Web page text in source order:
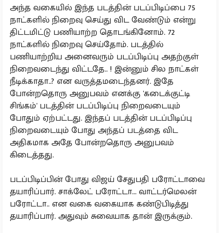
அந்த வகையில் இந்த படத்தின் படப்பிடிப்பை 75
நாட்களில் நிறைவு செய்து விட வேண்டும் என்று
திட்டமிட்டு பணியாற்ற தொடங்கினோம். 72
நாட்களில் நிறைவு செய்தோம். படத்தில்
பணியாற்றிய அனைவரும் படப்பிடிப்பு அதற்குள்
நிறைவடைந்து விட்டதே.. ! இன்னும் சில நாட்கள்
நீடிக்காதா..? என வருத்தமடைந்தனர். இதே
போன்றதொரு அனுபவம் எனக்கு 'கடைக்குட்டி
சிங்கம்' படத்தின் படப்பிடிப்பு நிறைவடையும்
போதும் ஏற்பட்டது. இந்தப் படத்தின் படப்பிடிப்பு
நிறைவடையும் போது அந்தப் படத்தை விட
அதிகமாக அதே போன்றதொரு அனுபவம்
கிடைத்தது.
படப்பிடிப்பின் போது விஜய் சேதுபதி பரோட்டாவை
தயாரிப்பார். சாக்லேட் பரோட்டா... வாட்டர்மெலன்
பரோட்டா.. என வகை வகையாக கண்டுபிடித்து
தயாரிப்பார். அதுவும் சுவையாக தான் இருக்கும்.